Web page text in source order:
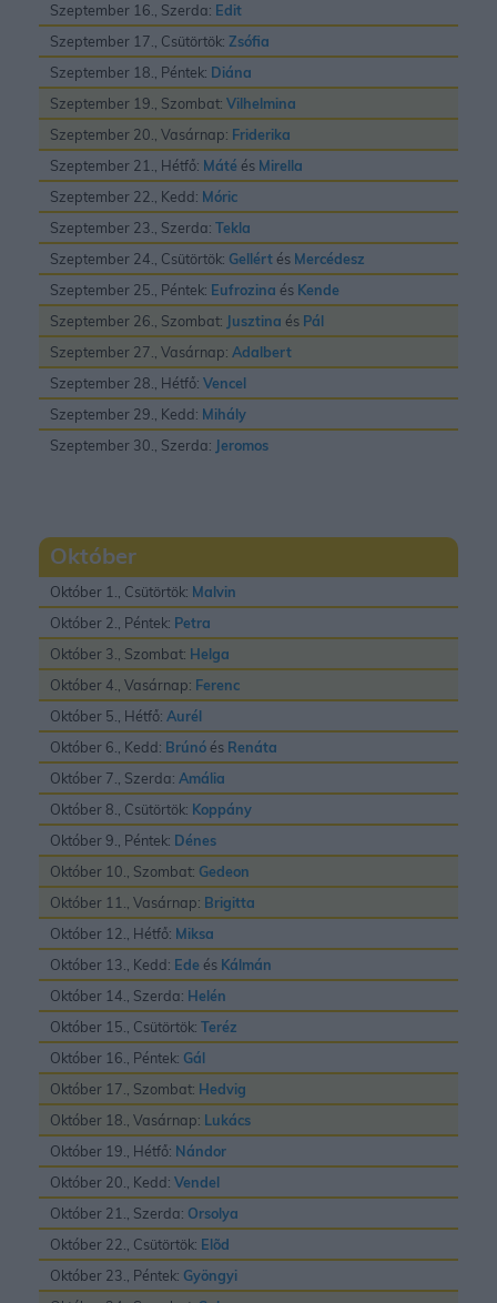
Szeptember 16., Szerda: Edit
Szeptember 17., Csütörtök: Zsófia
Szeptember 18., Péntek: Diána
Szeptember 19., Szombat: Vilhelmina
Szeptember 20., Vasárnap: Friderika
Szeptember 21., Hétfő: Máté és Mirella
Szeptember 22., Kedd: Móric
Szeptember 23., Szerda: Tekla
Szeptember 24., Csütörtök: Gellért és Mercédesz
Szeptember 25., Péntek: Eufrozina és Kende
Szeptember 26., Szombat: Jusztina és Pál
Szeptember 27., Vasárnap: Adalbert
Szeptember 28., Hétfő: Vencel
Szeptember 29., Kedd: Mihály
Szeptember 30., Szerda: Jeromos
Október
Október 1., Csütörtök: Malvin
Október 2., Péntek: Petra
Október 3., Szombat: Helga
Október 4., Vasárnap: Ferenc
Október 5., Hétfő: Aurél
Október 6., Kedd: Brúnó és Renáta
Október 7., Szerda: Amália
Október 8., Csütörtök: Koppány
Október 9., Péntek: Dénes
Október 10., Szombat: Gedeon
Október 11., Vasárnap: Brigitta
Október 12., Hétfő: Miksa
Október 13., Kedd: Ede és Kálmán
Október 14., Szerda: Helén
Október 15., Csütörtök: Teréz
Október 16., Péntek: Gál
Október 17., Szombat: Hedvig
Október 18., Vasárnap: Lukács
Október 19., Hétfő: Nándor
Október 20., Kedd: Vendel
Október 21., Szerda: Orsolya
Október 22., Csütörtök: Elõd
Október 23., Péntek: Gyöngyi